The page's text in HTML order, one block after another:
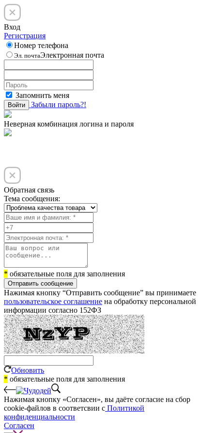
Вход
Регистрация
Номер телефона
Эл. почтаЭлектронная почта
Запомнить меня
Войти Забыли пароль?!
Неверная комбинация логина и пароля
Обратная связь
Тема сообщения:
* обязательные поля для заполнения
Отправить сообщение
Нажимая кнопку “Отправить сообщение” вы принимаете
пользовательское соглашение на обработку персональной
информации согласно 152ФЗ
Обновить
* обязательные поля для заполнения
Нажимая кнопку «Согласен», вы даёте cогласие на сбор
cookie-файлов в соответсвии с Политикой
конфиденциальности
Согласен